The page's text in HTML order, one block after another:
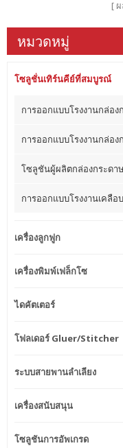
หมวดหมู่
โซลูชั่นเทิร์นคีย์ที่สมบูรณ์
การออกแบบโรงงานกล่อ
การออกแบบโรงงานกล่อ
โซลูชันผู้ผลิตกล่องกระด
การออกแบบโรงงานเคลือ
เครื่องลูกฟูก
เครื่องพิมพ์เฟล็กโซ
ไดคัตเตอร์
โฟลเดอร์ Gluer/Stitcher
ระบบสายพานลำเลียง
เครื่องสนับสนุน
โซลูชันการอัพเกรด